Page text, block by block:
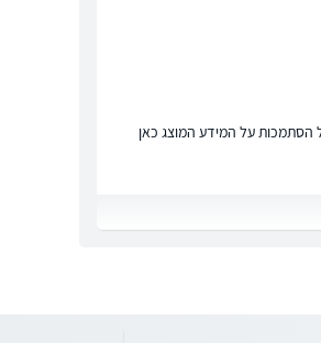
הסתמכות על המידע המוצג כאן